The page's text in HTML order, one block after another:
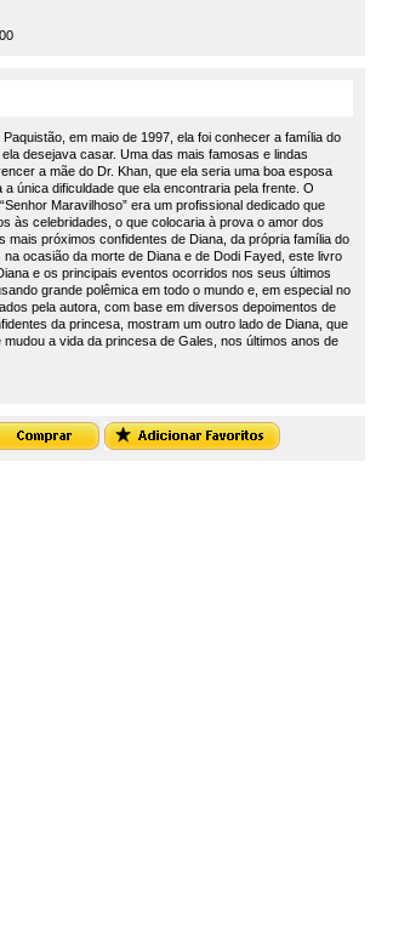
em maio de 1997, ela foi conhecer a família do
desejava casar. Uma das mais famosas e lindas
a mãe do Dr. Khan, que ela seria uma boa esposa
única dificuldade que ela encontraria pela frente. O
Maravilhoso” era um profissional dedicado que
às celebridades, o que colocaria à prova o amor dos
mais próximos confidentes de Diana, da própria família do
ocasião da morte de Diana e de Dodi Fayed, este livro
e os principais eventos ocorridos nos seus últimos
grande polêmica em todo o mundo e, em especial no
pela autora, com base em diversos depoimentos de
da princesa, mostram um outro lado de Diana, que
a vida da princesa de Gales, nos últimos anos de